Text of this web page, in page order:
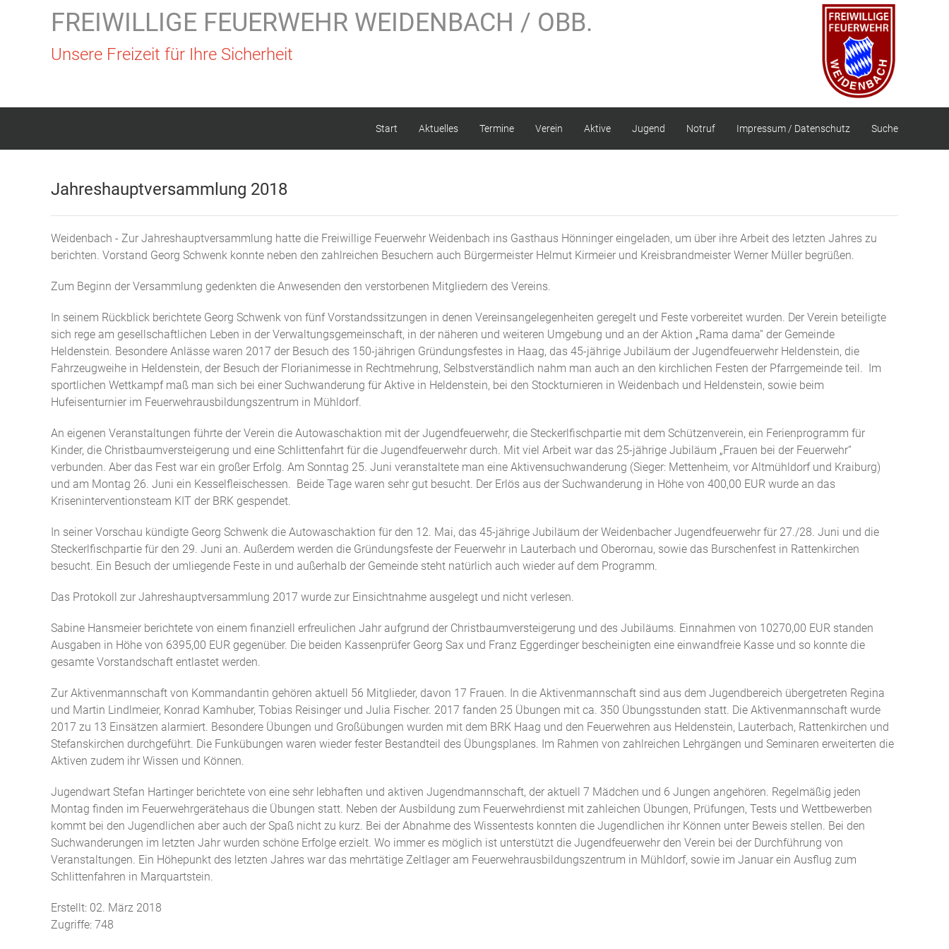
FREIWILLIGE FEUERWEHR WEIDENBACH / OBB.
Unsere Freizeit für Ihre Sicherheit
Start Aktuelles Termine Verein Aktive Jugend Notruf Impressum / Datenschutz Suche
Jahreshauptversammlung 2018
Weidenbach - Zur Jahreshauptversammlung hatte die Freiwillige Feuerwehr Weidenbach ins Gasthaus Hönninger eingeladen, um über ihre Arbeit des letzten Jahres zu
berichten. Vorstand Georg Schwenk konnte neben den zahlreichen Besuchern auch Bürgermeister Helmut Kirmeier und Kreisbrandmeister Werner Müller begrüßen.
Zum Beginn der Versammlung gedenkten die Anwesenden den verstorbenen Mitgliedern des Vereins.
In seinem Rückblick berichtete Georg Schwenk von fünf Vorstandssitzungen in denen Vereinsangelegenheiten geregelt und Feste vorbereitet wurden. Der Verein beteiligte
sich rege am gesellschaftlichen Leben in der Verwaltungsgemeinschaft, in der näheren und weiteren Umgebung und an der Aktion „Rama dama“ der Gemeinde
Heldenstein. Besondere Anlässe waren 2017 der Besuch des 150-jährigen Gründungsfestes in Haag, das 45-jährige Jubiläum der Jugendfeuerwehr Heldenstein, die
Fahrzeugweihe in Heldenstein, der Besuch der Florianimesse in Rechtmehrung, Selbstverständlich nahm man auch an den kirchlichen Festen der Pfarrgemeinde teil. Im
sportlichen Wettkampf maß man sich bei einer Suchwanderung für Aktive in Heldenstein, bei den Stockturnieren in Weidenbach und Heldenstein, sowie beim
Hufeisenturnier im Feuerwehrausbildungszentrum in Mühldorf.
An eigenen Veranstaltungen führte der Verein die Autowaschaktion mit der Jugendfeuerwehr, die Steckerlfischpartie mit dem Schützenverein, ein Ferienprogramm für
Kinder, die Christbaumversteigerung und eine Schlittenfahrt für die Jugendfeuerwehr durch. Mit viel Arbeit war das 25-jährige Jubiläum „Frauen bei der Feuerwehr“
verbunden. Aber das Fest war ein großer Erfolg. Am Sonntag 25. Juni veranstaltete man eine Aktivensuchwanderung (Sieger: Mettenheim, vor Altmühldorf und Kraiburg)
und am Montag 26. Juni ein Kesselfleischessen. Beide Tage waren sehr gut besucht. Der Erlös aus der Suchwanderung in Höhe von 400,00 EUR wurde an das
Kriseninterventionsteam KIT der BRK gespendet.
In seiner Vorschau kündigte Georg Schwenk die Autowaschaktion für den 12. Mai, das 45-jährige Jubiläum der Weidenbacher Jugendfeuerwehr für 27./28. Juni und die
Steckerlfischpartie für den 29. Juni an. Außerdem werden die Gründungsfeste der Feuerwehr in Lauterbach und Oberornau, sowie das Burschenfest in Rattenkirchen
besucht. Ein Besuch der umliegende Feste in und außerhalb der Gemeinde steht natürlich auch wieder auf dem Programm.
Das Protokoll zur Jahreshauptversammlung 2017 wurde zur Einsichtnahme ausgelegt und nicht verlesen.
Sabine Hansmeier berichtete von einem finanziell erfreulichen Jahr aufgrund der Christbaumversteigerung und des Jubiläums. Einnahmen von 10270,00 EUR standen
Ausgaben in Höhe von 6395,00 EUR gegenüber. Die beiden Kassenprüfer Georg Sax und Franz Eggerdinger bescheinigten eine einwandfreie Kasse und so konnte die
gesamte Vorstandschaft entlastet werden.
Zur Aktivenmannschaft von Kommandantin gehören aktuell 56 Mitglieder, davon 17 Frauen. In die Aktivenmannschaft sind aus dem Jugendbereich übergetreten Regina
und Martin Lindlmeier, Konrad Kamhuber, Tobias Reisinger und Julia Fischer. 2017 fanden 25 Übungen mit ca. 350 Übungsstunden statt. Die Aktivenmannschaft wurde
2017 zu 13 Einsätzen alarmiert. Besondere Übungen und Großübungen wurden mit dem BRK Haag und den Feuerwehren aus Heldenstein, Lauterbach, Rattenkirchen und
Stefanskirchen durchgeführt. Die Funkübungen waren wieder fester Bestandteil des Übungsplanes. Im Rahmen von zahlreichen Lehrgängen und Seminaren erweiterten die
Aktiven zudem ihr Wissen und Können.
Jugendwart Stefan Hartinger berichtete von eine sehr lebhaften und aktiven Jugendmannschaft, der aktuell 7 Mädchen und 6 Jungen angehören. Regelmäßig jeden
Montag finden im Feuerwehrgerätehaus die Übungen statt. Neben der Ausbildung zum Feuerwehrdienst mit zahleichen Übungen, Prüfungen, Tests und Wettbewerben
kommt bei den Jugendlichen aber auch der Spaß nicht zu kurz. Bei der Abnahme des Wissentests konnten die Jugendlichen ihr Können unter Beweis stellen. Bei den
Suchwanderungen im letzten Jahr wurden schöne Erfolge erzielt. Wo immer es möglich ist unterstützt die Jugendfeuerwehr den Verein bei der Durchführung von
Veranstaltungen. Ein Höhepunkt des letzten Jahres war das mehrtätige Zeltlager am Feuerwehrausbildungszentrum in Mühldorf, sowie im Januar ein Ausflug zum
Schlittenfahren in Marquartstein.
Erstellt: 02. März 2018
Zugriffe: 748